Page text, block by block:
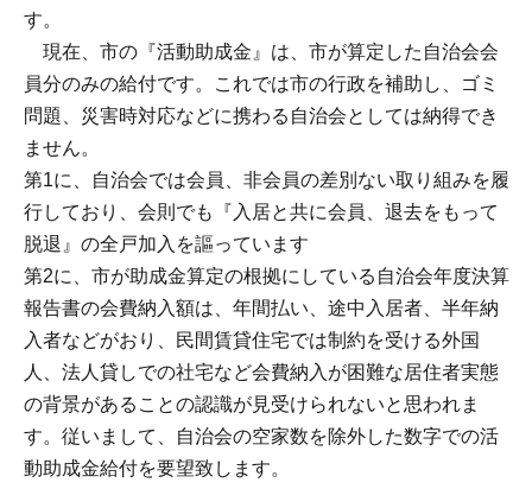
す。
現在、市の『活動助成金』は、市が算定した自治会会
員分のみの給付です。これでは市の行政を補助し、ゴミ
問題、災害時対応などに携わる自治会としては納得でき
ません。
第1に、自治会では会員、非会員の差別ない取り組みを履
行しており、会則でも『入居と共に会員、退去をもって
脱退』の全戸加入を謳っています
第2に、市が助成金算定の根拠にしている自治会年度決算
報告書の会費納入額は、年間払い、途中入居者、半年納
入者などがおり、民間賃貸住宅では制約を受ける外国
人、法人貸しでの社宅など会費納入が困難な居住者実態
の背景があることの認識が見受けられないと思われま
す。従いまして、自治会の空家数を除外した数字での活
動助成金給付を要望致します。